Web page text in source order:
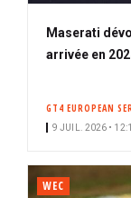
Maserati
arrivée en
GT4 EUROPEAN
9 JUIL. 2026 •
WEC